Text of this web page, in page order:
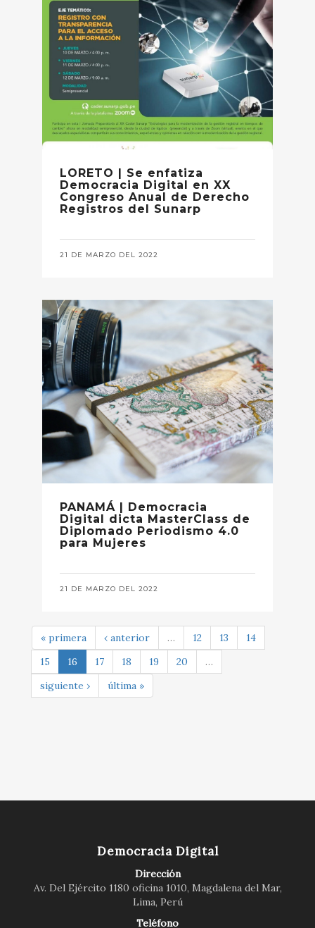
LORETO | Se enfatiza
Democracia Digital en XX
Congreso Anual de Derecho
Registros del Sunarp
21 DE MARZO DEL 2022
PANAMÁ | Democracia
Digital dicta MasterClass de
Diplomado Periodismo 4.0
para Mujeres
21 DE MARZO DEL 2022
« primera ‹ anterior … 12 13
14
15
16 17 18 19 20
…
siguiente ›
última »
Democracia Digital
Dirección
Av. Del Ejército 1180 oficina 1010, Magdalena del Mar,
Lima, Perú
Teléfono